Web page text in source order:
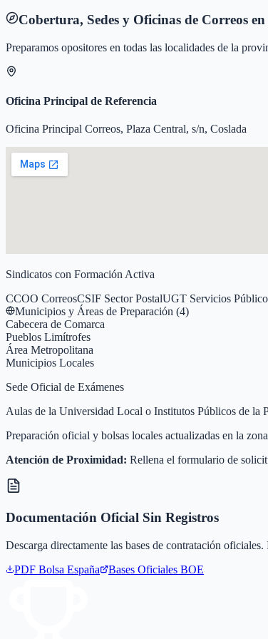
Cobertura, Sedes y Oficinas de Correos en
Preparamos opositores en todas las localidades de la
Oficina Principal de Referencia
Oficina Principal Correos, Plaza Central, s/n, Coslada
Sindicatos con Formación Activa
CCOO CorreosCSIF Sector PostalUGT Servicios
Municipios y Áreas de Preparación (4)
Cabecera de Comarca
Pueblos Limítrofes
Área Metropolitana
Municipios Locales
Sede Oficial de Exámenes
Aulas de la Universidad Local o Institutos Públicos de la
Preparación oficial y bolsas locales actualizadas en la
Atención de Proximidad: Rellena el formulario de
Documentación Oficial Sin Registros
Descarga directamente las bases de contratación
PDF Bolsa España Bases Oficiales BOE